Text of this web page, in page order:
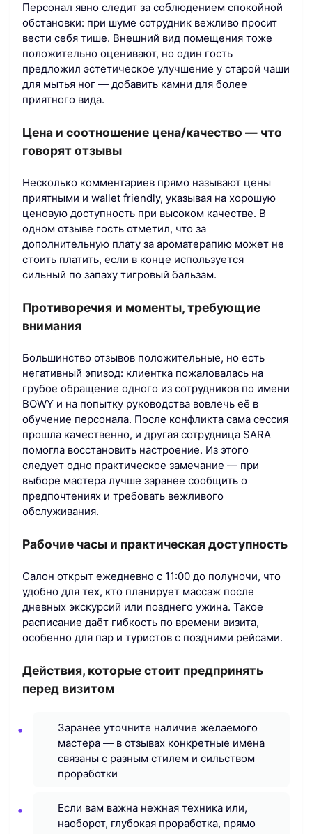
Персонал явно следит за соблюдением спокойной
обстановки: при шуме сотрудник вежливо просит
вести себя тише. Внешний вид помещения тоже
положительно оценивают, но один гость
предложил эстетическое улучшение у старой чаши
для мытья ног — добавить камни для более
приятного вида.
Цена и соотношение цена/качество — что
говорят отзывы
Несколько комментариев прямо называют цены
приятными и wallet friendly, указывая на хорошую
ценовую доступность при высоком качестве. В
одном отзыве гость отметил, что за
дополнительную плату за ароматерапию может не
стоить платить, если в конце используется
сильный по запаху тигровый бальзам.
Противоречия и моменты, требующие
внимания
Большинство отзывов положительные, но есть
негативный эпизод: клиентка пожаловалась на
грубое обращение одного из сотрудников по имени
BOWY и на попытку руководства вовлечь её в
обучение персонала. После конфликта сама сессия
прошла качественно, и другая сотрудница SARA
помогла восстановить настроение. Из этого
следует одно практическое замечание — при
выборе мастера лучше заранее сообщить о
предпочтениях и требовать вежливого
обслуживания.
Рабочие часы и практическая доступность
Салон открыт ежедневно с 11:00 до полуночи, что
удобно для тех, кто планирует массаж после
дневных экскурсий или позднего ужина. Такое
расписание даёт гибкость по времени визита,
особенно для пар и туристов с поздними рейсами.
Действия, которые стоит предпринять
перед визитом
Заранее уточните наличие желаемого
мастера — в отзывах конкретные имена
связаны с разным стилем и сильством
проработки
Если вам важна нежная техника или,
наоборот, глубокая проработка, прямо